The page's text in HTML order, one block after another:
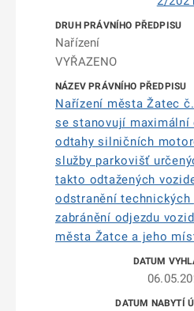
Nařízení
VYŘAZENO
Nařízení města Žatec
se stanovují maximální
odtahy silničních
služby parkovišť
takto odtažených
odstranění
zabránění odjezdu
města Žatce a jeho